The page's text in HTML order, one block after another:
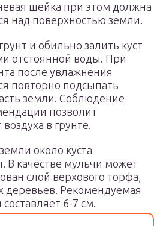
шейка при этом должна
над поверхностью земли.
и обильно залить куст
отстоянной воды. При
после увлажнения
повторно подсыпать
земли. Соблюдение
позволит
воздуха в грунте.
около куста
В качестве мульчи может
слой верхового торфа,
деревьев. Рекомендуемая
6-7 см.